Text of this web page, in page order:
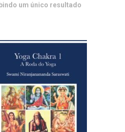
um único resultado